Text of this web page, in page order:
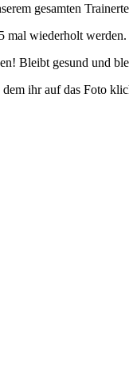
gesamten
mal wiederholt
Bleibt gesund und
ihr auf das Foto